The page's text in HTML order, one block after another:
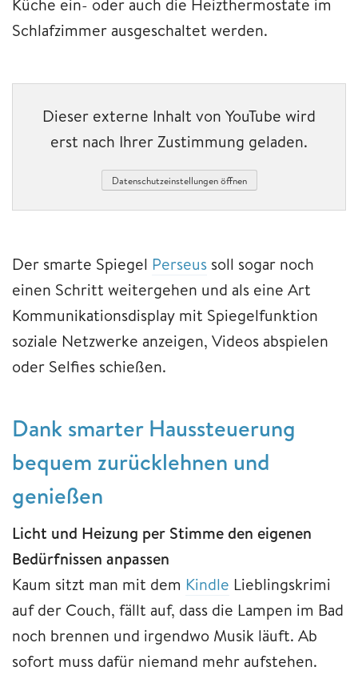
Schlafzimmer ausgeschaltet werden.
Dieser externe Inhalt von YouTube wird
erst nach Ihrer Zustimmung geladen.
Datenschutzeinstellungen öffnen
Der smarte Spiegel Perseus soll sogar noch
einen Schritt weitergehen und als eine Art
Kommunikationsdisplay mit Spiegelfunktion
soziale Netzwerke anzeigen, Videos abspielen
oder Selfies schießen.
Dank smarter Haussteuerung
bequem zurücklehnen und
genießen
Licht und Heizung per Stimme den eigenen
Bedürfnissen anpassen
Kaum sitzt man mit dem Kindle Lieblingskrimi
auf der Couch, fällt auf, dass die Lampen im Bad
noch brennen und irgendwo Musik läuft. Ab
sofort muss dafür niemand mehr aufstehen.